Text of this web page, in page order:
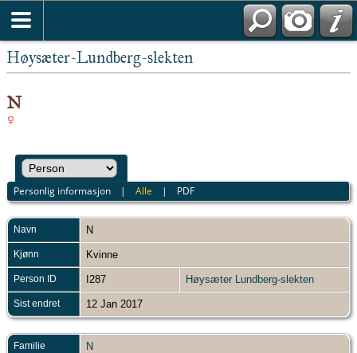
Høysæter-Lundberg-slekten
N
Personlig informasjon |Alle | PDF
Navn N
Kjønn Kvinne
Person ID I287 Høysæter Lundberg-slekten
Sist endret 12 Jan 2017
Familie N